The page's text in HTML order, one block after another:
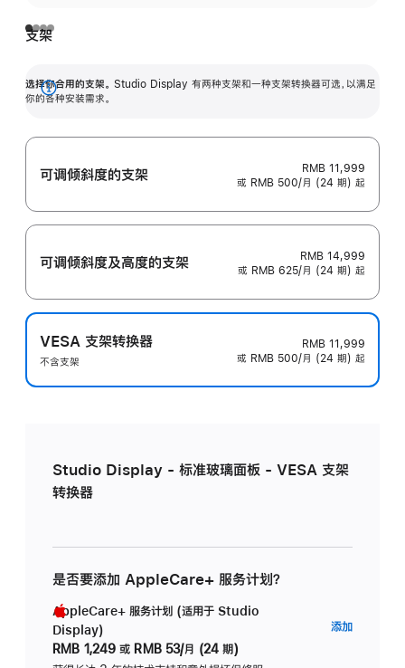
支架
选择你合用的支架。 Studio Display 有两种支架和一种支架转换器可选，以满足
你的各种安装需求。
展
可调倾斜度的支架
RMB 11,999
或 RMB 500/月 (24 期) 起
可调倾斜度及高‍度的支‍架
RMB 14,999
或 RMB 625/月 (24 期) 起
VESA 支架转换器
不含支架
RMB 11,999
或 RMB 500/月 (24 期) 起
Studio Display - 标准玻璃面板 - VESA 支架
转换器
是否要添加 AppleCare+ 服务计划？
AppleCare+ 服务计划 (适用于 Studio
Display)
RMB 1,249 或 RMB 53/月 (24 期)
添加